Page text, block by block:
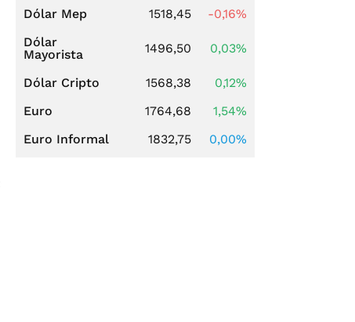
Dólar Mep 1518,45
-0,16%
Dólar
Mayorista
1496,50 0,03%
Dólar Cripto 1568,38
0,12%
Euro
1764,68
1,54%
Euro Informal
1832,75 0,00%